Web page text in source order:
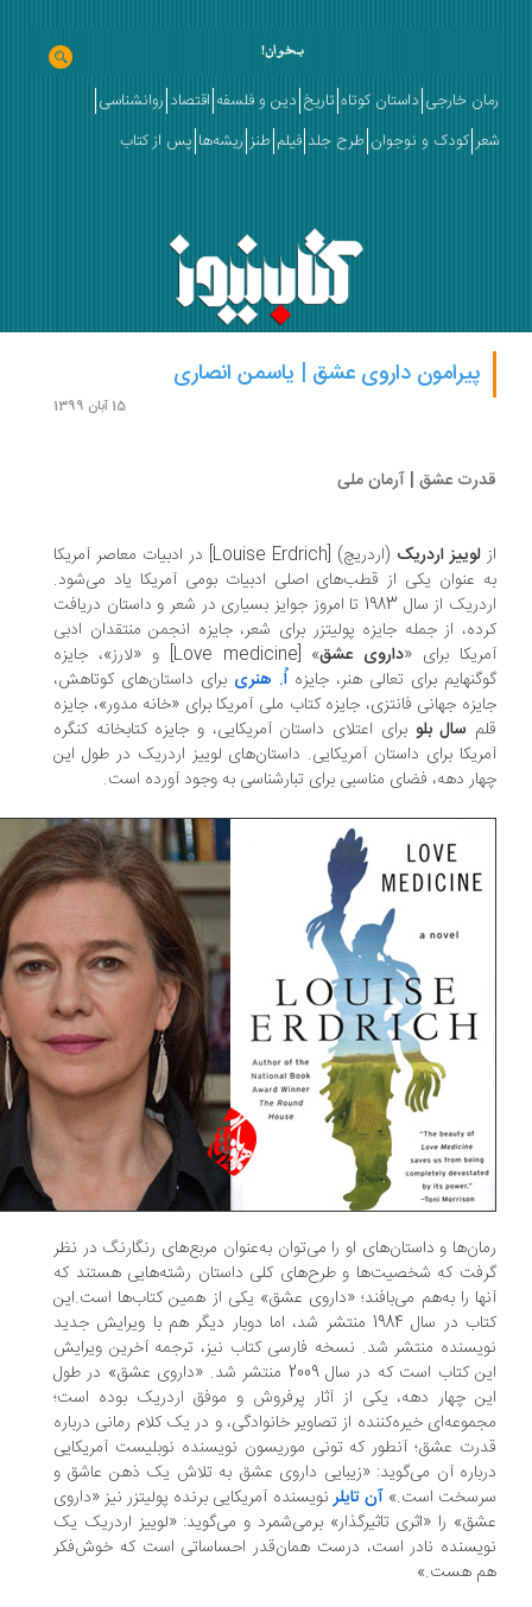
خارجی داستان کوتاه تاریخ دین و فلسفه اقتصاد روانشناسی
کودک و نوجوان طرح جلد فیلم طنز ریشه‌ها پس از کتاب
پیرامون داروی عشق | یاسمن انصاری
عشق | آرمان ملی
لوییز اردریک
(اردریچ) [Louise Erdrich] در ادبیات معاصر آمریکا
عنوان یکی از قطب‌های اصلی ادبیات بومی آمریکا یاد می‌شود.
اردریک از سال 1983 تا امروز جوایز بسیاری در شعر و داستان دریافت
از جمله جایزه پولیتزر برای شعر، جایزه انجمن منتقدان ادبی
برای « داروی عشق
» [Love medicine] و «لارز»، جایزه
برای تعالی هنر، جایزه اُ. هنری برای داستان‌های کوتاهش،
جهانی فانتزی، جایزه کتاب ملی آمریکا برای «خانه مدور»، جایزه
سال بلوبرای اعتلای داستان آمریکایی، و جایزه کتابخانه کنگره
برای داستان آمریکایی. داستان‌های لوییز اردریک در طول این
دهه، فضای مناسبی برای تبارشناسی به وجود آورده‌ است.
و داستان‌های او را می‌توان به‌عنوان مربع‌های رنگارنگ در نظر
که شخصیت‌ها و طرح‌های کلی داستان رشته‌هایی هستند که
را به‌هم می‌بافند؛ «داروی عشق» یکی از همین کتاب‌ها است.این
کتاب در سال 1984 منتشر شد، اما دوبار دیگر هم با ویرایش جدید
منتشر شد. نسخه فارسی کتاب نیز، ترجمه آخرین ویرایش
این کتاب است که در سال 2009 منتشر شد. «داروی عشق» در طول
چهار دهه، یکی از آثار پرفروش و موفق اردریک بوده است؛
خیره‌کننده از تصاویر خانوادگی، و در یک کلام رمانی درباره‌
عشق؛ آنطور که تونی موریسون نویسنده نوبلیست آمریکایی
آن می‌گوید: «زیبایی داروی عشق به تلاش یک ذهن عاشق و
است.»آن تایلرنویسنده آمریکایی برنده پولیتزر نیز «داروی
را «اثری تاثیرگذار» برمی‌شمرد و می‌گوید: «لوییز اردریک یک
نادر است، درست همان‌قدر احساساتی است که خوش‌فکر
هست.»